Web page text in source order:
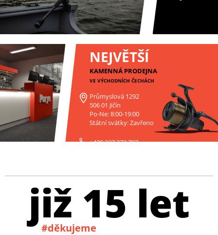
NEJVĚTŠÍ
KAMENNÁ PRODEJNA
VE VÝCHODNÍCH ČECHÁCH
Průmyslová 1292
506 01 Jičín
Po-Ne: 8:00-19:00
Státní svátky: Zavřeno
+420 227 272 797
již 15 let
#děkujeme